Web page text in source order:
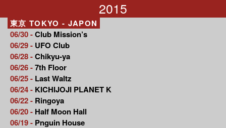
2015
東京 TOKYO - JAPON
06/30 -Club Mission’s
06/29 - UFO Club
06/28 -Chikyu-ya
06/26 -7th Floor
06/25 - Last Waltz
06/24 - KICHIJOJI PLANET K
06/22 - Ringoya
06/20 - Half Moon Hall
06/19 - Pnguin House